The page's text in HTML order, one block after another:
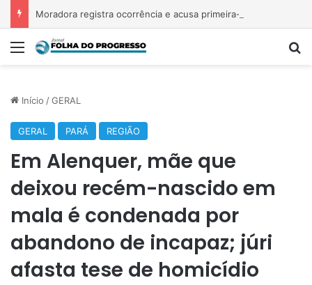
Menu
Início /GERAL
GERAL PARÁ REGIÃO
Em Alenquer, mãe que
deixou recém-nascido em
mala é condenada por
abandono de incapaz; júri
afasta tese de homicídio